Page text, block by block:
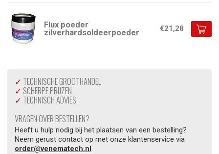
Flux poeder
zilverhardsoldeerpoeder
€21,28
✓ TECHNISCHE GROOTHANDEL
✓ SCHERPE PRIJZEN
✓ TECHNISCH ADVIES
VRAGEN OVER BESTELLEN?
Heeft u hulp nodig bij het plaatsen van een bestelling?
Neem gerust contact op met onze klantenservice via
order@venematech.nl.